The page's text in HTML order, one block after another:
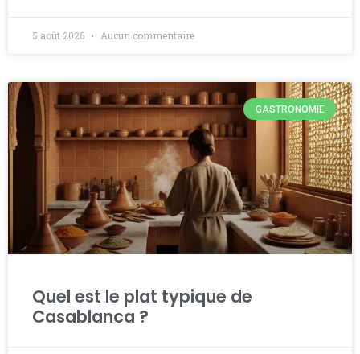
5 août 2026 Aucun commentaire
GASTRONOMIE
Quel est le plat typique de
Casablanca ?